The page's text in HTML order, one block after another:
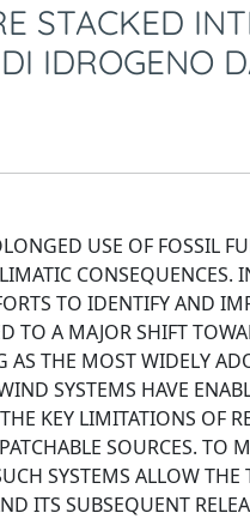
STACKED
IDROGENO
USE OF FOSSIL
CONSEQUENCES.
TO IDENTIFY AND
TO A MAJOR SHIFT
AS THE MOST WIDELY
SYSTEMS HAVE
KEY LIMITATIONS OF
SOURCES. TO
SYSTEMS ALLOW
ITS SUBSEQUENT